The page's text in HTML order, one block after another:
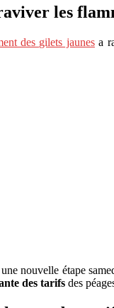
les
des gilets jaunesa
nouvelle étape
des tarifs des